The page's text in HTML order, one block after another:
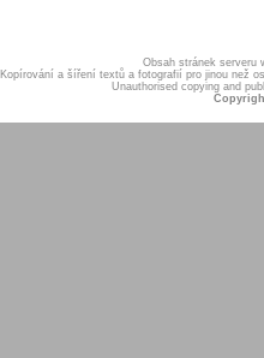
Obsah stránek serveru
Kopírování a šíření textů a fotografií pro jinou než
Unauthorised copying and